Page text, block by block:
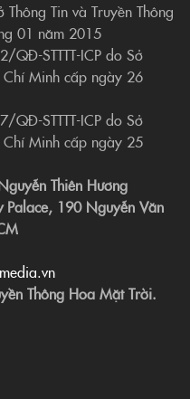
Tin và Truyền Thông
01 năm 2015
QĐ-STTTT-ICP do Sở
Chí Minh cấp ngày 26
QĐ-STTTT-ICP do Sở
Chí Minh cấp ngày 25
Thiên Hương
Palace, 190 Nguyễn Văn
Thông Hoa Mặt Trời.